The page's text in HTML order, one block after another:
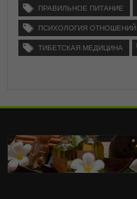
ПРАВИЛЬНОЕ ПИТАНИЕ
ПСИХОЛОГИЯ ОТНОШЕНИЙ
ТИБЕТСКАЯ МЕДИЦИНА